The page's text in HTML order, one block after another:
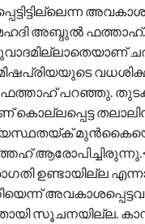
അബ്ദുൽ
വധശിക്ഷ
പറഞ്ഞു.
കൊല്ലപ്പെട്ട
ഉണ്ടായില്ല
സൂചനയില്ല.